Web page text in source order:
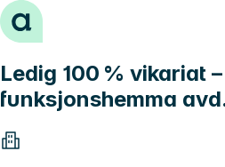
Hopp til innhold
Ledig 100 % vikariat
funksjonshemma